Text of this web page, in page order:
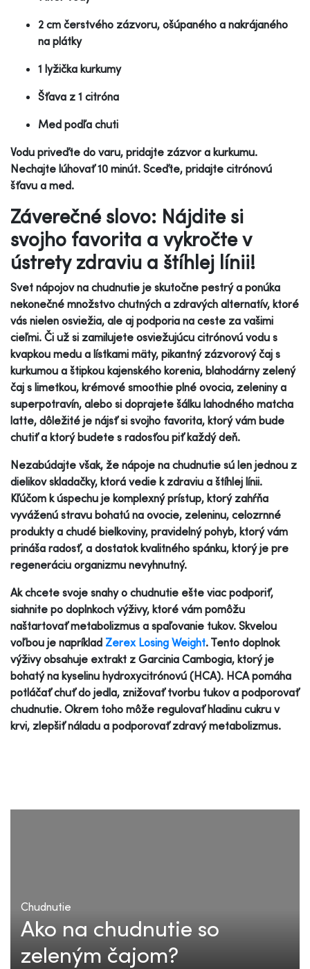
2 cm čerstvého zázvoru, ošúpaného a nakrájaného
na plátky
1 lyžička kurkumy
Šťava z 1 citróna
Med podľa chuti
Vodu priveďte do varu, pridajte zázvor a kurkumu.
Nechajte lúhovať 10 minút. Sceďte, pridajte citrónovú
šťavu a med.
Záverečné slovo: Nájdite si
svojho favorita a vykročte v
ústrety zdraviu a štíhlej línii!
Svet nápojov na chudnutie je skutočne pestrý a ponúka
nekonečné množstvo chutných a zdravých alternatív, ktoré
vás nielen osviežia, ale aj podporia na ceste za vašimi
cieľmi. Či už si zamilujete osviežujúcu citrónovú vodu s
kvapkou medu a lístkami mäty, pikantný zázvorový čaj s
kurkumou a štipkou kajenského korenia, blahodárny zelený
čaj s limetkou, krémové smoothie plné ovocia, zeleniny a
superpotravín, alebo si doprajete šálku lahodného matcha
latte, dôležité je nájsť si svojho favorita, ktorý vám bude
chutiť a ktorý budete s radosťou piť každý deň.
Nezabúdajte však, že nápoje na chudnutie sú len jednou z
dielikov skladačky, ktorá vedie k zdraviu a štíhlej línii.
Kľúčom k úspechu je komplexný prístup, ktorý zahŕňa
vyváženú stravu bohatú na ovocie, zeleninu, celozrnné
produkty a chudé bielkoviny, pravidelný pohyb, ktorý vám
prináša radosť, a dostatok kvalitného spánku, ktorý je pre
regeneráciu organizmu nevyhnutný.
Ak chcete svoje snahy o chudnutie ešte viac podporiť,
siahnite po doplnkoch výživy, ktoré vám pomôžu
naštartovať metabolizmus a spaľovanie tukov. Skvelou
voľbou je napríklad Zerex Losing Weight. Tento doplnok
výživy obsahuje extrakt z Garcinia Cambogia, ktorý je
bohatý na kyselinu hydroxycitrónovú (HCA). HCA pomáha
potláčať chuť do jedla, znižovať tvorbu tukov a podporovať
chudnutie. Okrem toho môže regulovať hladinu cukru v
krvi, zlepšiť náladu a podporovať zdravý metabolizmus.
Chudnutie
Ako na chudnutie so
zeleným čajom?